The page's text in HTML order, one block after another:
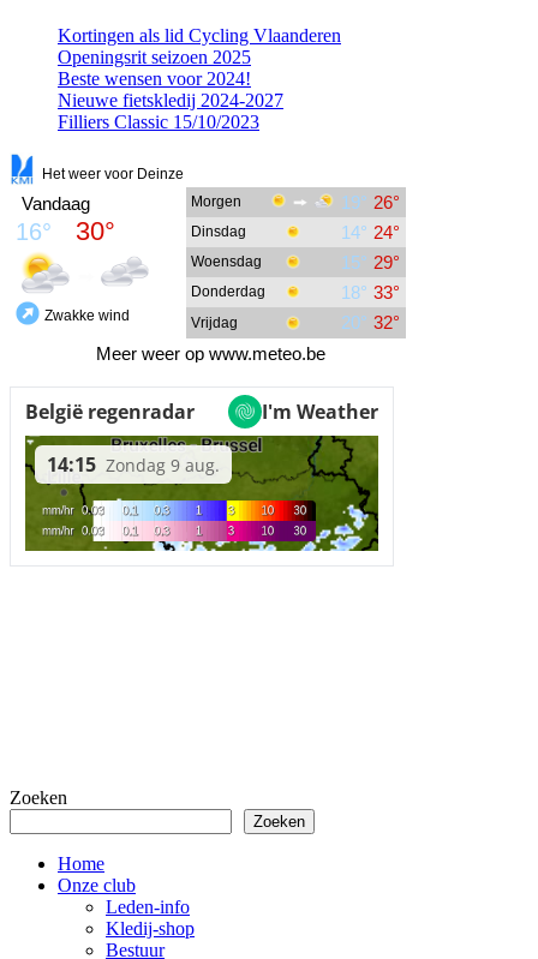
Kortingen als lid Cycling Vlaanderen
Openingsrit seizoen 2025
Beste wensen voor 2024!
Nieuwe fietskledij 2024-2027
Filliers Classic 15/10/2023
Zoeken
Zoeken
Home
Onze club
Leden-info
Kledij-shop
Bestuur